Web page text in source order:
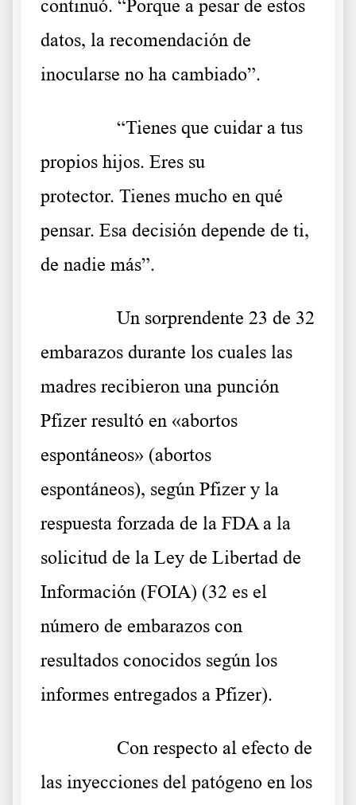
continuó. “Porque a pesar de estos
datos, la recomendación de
inocularse no ha cambiado”.
“Tienes que cuidar a tus
propios hijos. Eres su
protector. Tienes mucho en qué
pensar. Esa decisión depende de ti,
de nadie más”.
Un sorprendente 23 de 32
embarazos durante los cuales las
madres recibieron una punción
Pfizer resultó en «abortos
espontáneos» (abortos
espontáneos), según Pfizer y la
respuesta forzada de la FDA a la
solicitud de la Ley de Libertad de
Información (FOIA) (32 es el
número de embarazos con
resultados conocidos según los
informes entregados a Pfizer).
Con respecto al efecto de
las inyecciones del patógeno en los